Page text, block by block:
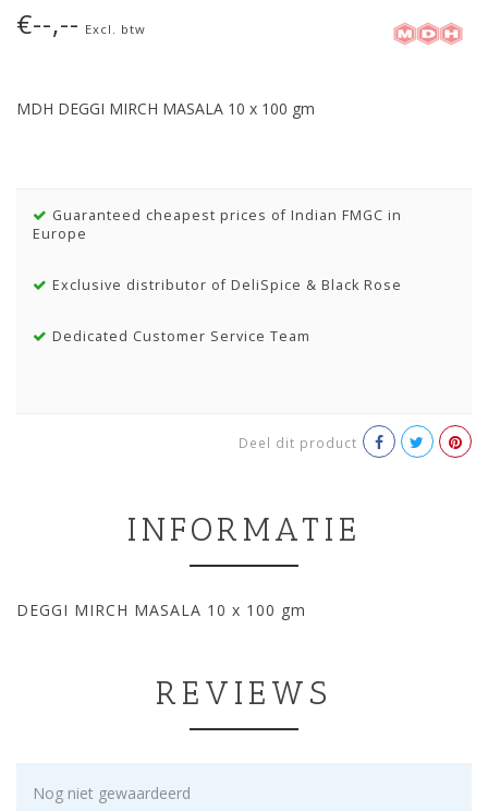
€--,-- Excl. btw
MDH DEGGI MIRCH MASALA 10 x 100 gm
Guaranteed cheapest prices of Indian FMGC in
Europe
Exclusive distributor of DeliSpice & Black Rose
Dedicated Customer Service Team
Deel dit product
INFORMATIE
DEGGI MIRCH MASALA 10 x 100 gm
REVIEWS
Nog niet gewaardeerd